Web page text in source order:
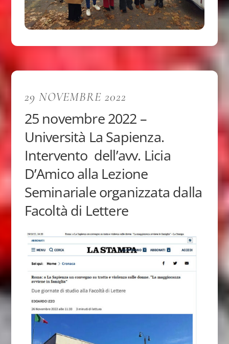
29 NOVEMBRE 2022
25 novembre 2022 –
Università La Sapienza.
Intervento dell’avv. Licia
D’Amico alla Lezione
Seminariale organizzata dalla
Facoltà di Lettere